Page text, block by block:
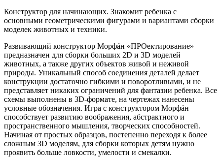
Конструктор для начинающих. Знакомит ребенка с
основными геометрическими фигурами и вариантами сборки
моделек животных и техники.
Развивающий конструктор Морфáн «ПРОектирование»
предназначен для сборки больших 2D и 3D моделей
животных, а также других объектов живой и неживой
природы. Уникальный способ соединения деталей делает
конструкции достаточно гибкими и поворотливыми, и не
представляет никаких ограничений для фантазии ребенка. Все
схемы выполнены в 3D-формате, на чертежах нанесены
условные обозначения. Игра с конструктором Морфáн
способствует развитию воображения, абстрактного и
пространственного мышления, творческих способностей.
Начиная от простых образцов, постепенно переходя к более
сложным 3D моделям, для сборки которых детям нужно
проявить больше ловкости, умелости и смекалки.